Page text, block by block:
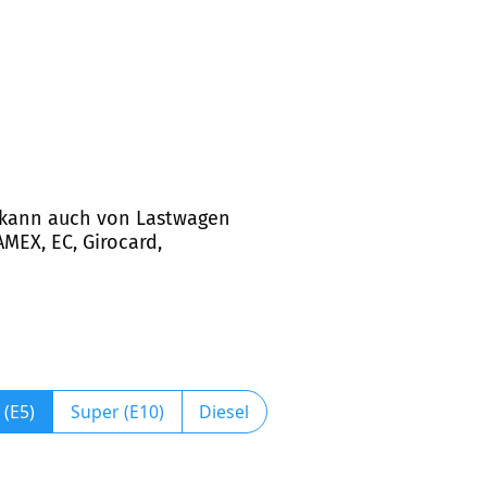
auch von Lastwagen
EC, Girocard,
Super (E10) Diesel